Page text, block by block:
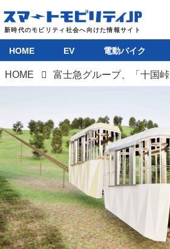
HOME EV 電動バイク
HOME